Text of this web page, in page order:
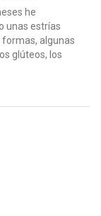
he
unas estrías
algunas
glúteos, los